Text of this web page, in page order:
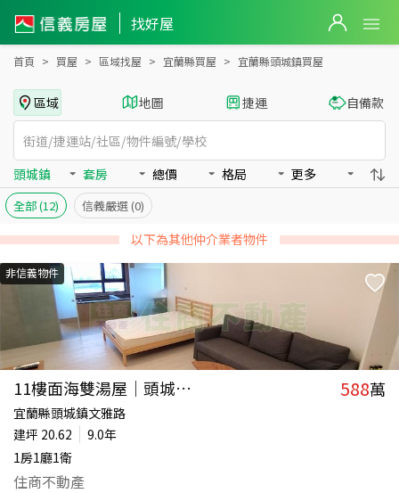
找好屋
宜蘭縣頭城鎮買房：套房房屋物件出售、房價分析
首頁 買屋 區域找屋 宜蘭縣買屋 宜蘭縣頭城鎮買屋
區域 地圖 捷運 自備款
頭城鎮 套房 總價 格局 更多
全部(12) 信義嚴選 (0)
以下為其他仲介業者物件
非信義物件
11樓面海雙湯屋｜頭城湯院子 588萬
宜蘭縣頭城鎮文雅路
建坪 20.62
9.0年
1房1廳1衛
住商不動產
宜蘭縣頭城鎮買房：套房物件出售、房價分析 - 信義房屋